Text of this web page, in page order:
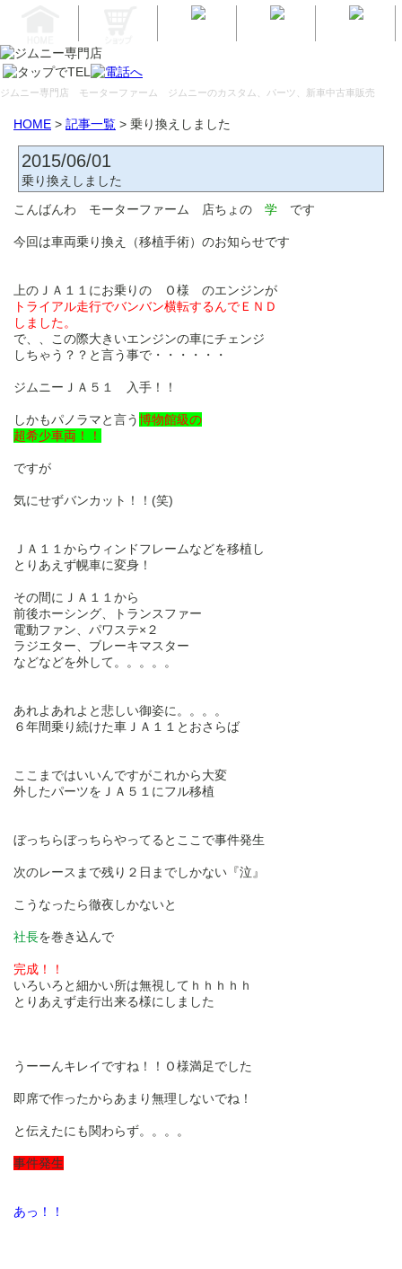
ジムニー専門店 モーターファーム ジムニーのカスタム、パーツ、新車中古車販売
HOME > 記事一覧 > 乗り換えしました
2015/06/01
乗り換えしました
こんばんわ モーターファーム 店ちょの 学 です
今回は車両乗り換え（移植手術）のお知らせです
上のＪＡ１１にお乗りの Ｏ様 のエンジンが
トライアル走行でバンバン横転するんでＥＮＤ
しました。
で、、この際大きいエンジンの車にチェンジ
しちゃう？？と言う事で・・・・・・
ジムニーＪＡ５１ 入手！！
しかもパノラマと言う博物館級の
超希少車両！！
ですが
気にせずバンカット！！(笑)
ＪＡ１１からウィンドフレームなどを移植し
とりあえず幌車に変身！
その間にＪＡ１１から
前後ホーシング、トランスファー
電動ファン、パワステ×２
ラジエター、ブレーキマスター
などなどを外して。。。。。
あれよあれよと悲しい御姿に。。。。
６年間乗り続けた車ＪＡ１１とおさらば
ここまではいいんですがこれから大変
外したパーツをＪＡ５１にフル移植
ぼっちらぼっちらやってるとここで事件発生
次のレースまで残り２日までしかない『泣』
こうなったら徹夜しかないと
社長を巻き込んで
完成！！
いろいろと細かい所は無視してｈｈｈｈｈ
とりあえず走行出来る様にしました
うーーんキレイですね！！Ｏ様満足でした
即席で作ったからあまり無理しないでね！
と伝えたにも関わらず。。。。
事件発生
あっ！！